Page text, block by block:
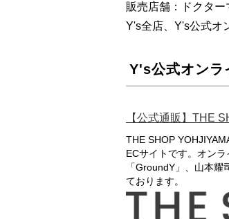
販売店舗：ドクター
Y's全店、Y's公式オ
Y's公式オンラ
【公式通販】THE
THE SHOP
ECサイトです。オン
「GroundY」、山本
ております。